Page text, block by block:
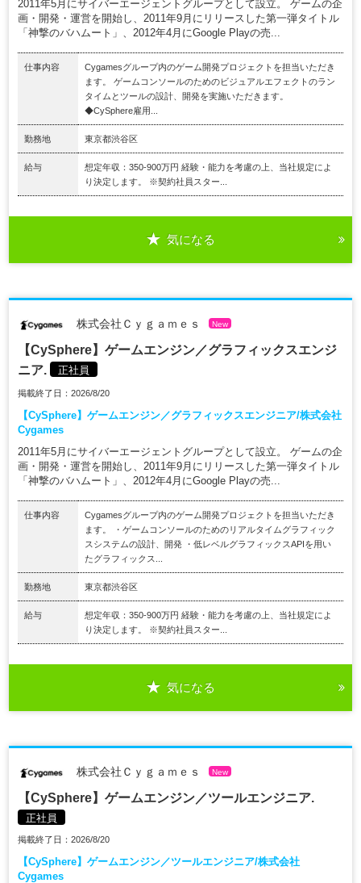
2011年5月にサイバーエージェントグループとして設立。 ゲームの企
画・開発・運営を開始し、2011年9月にリリースした第一弾タイトル
「神撃のバハムート」、2012年4月にGoogle Playの売...
仕事内容
Cygamesグループ内のゲーム開発プロジェクトを担当いただき
ます。 ゲームコンソールのためのビジュアルエフェクトのラン
タイムとツールの設計、開発を実施いただきます。
◆CySphere雇用...
勤務地 東京都渋谷区
給与
想定年収：350-900万円 経験・能力を考慮の上、当社規定によ
り決定します。 ※契約社員スター...
気になる
株式会社Ｃｙｇａｍｅｓ New
【CySphere】ゲームエンジン／グラフィックスエンジ
ニア.
正社員
掲載終了日：2026/8/20
【CySphere】ゲームエンジン／グラフィックスエンジニア/株式会社
Cygames
2011年5月にサイバーエージェントグループとして設立。 ゲームの企
画・開発・運営を開始し、2011年9月にリリースした第一弾タイトル
「神撃のバハムート」、2012年4月にGoogle Playの売...
仕事内容
Cygamesグループ内のゲーム開発プロジェクトを担当いただき
ます。 ・ゲームコンソールのためのリアルタイムグラフィック
スシステムの設計、開発 ・低レベルグラフィックスAPIを用い
たグラフィックス...
勤務地 東京都渋谷区
給与
想定年収：350-900万円 経験・能力を考慮の上、当社規定によ
り決定します。 ※契約社員スター...
気になる
株式会社Ｃｙｇａｍｅｓ New
【CySphere】ゲームエンジン／ツールエンジニア.
正社員
掲載終了日：2026/8/20
【CySphere】ゲームエンジン／ツールエンジニア/株式会社
Cygames